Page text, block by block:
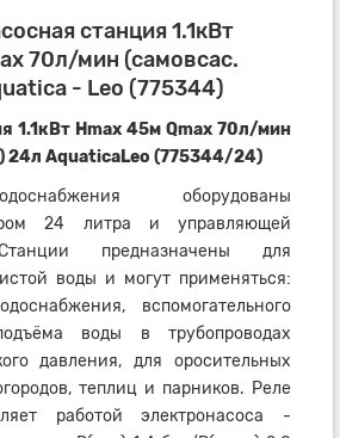
станция 1.1кВт
70л/мин (самовсас.
- Leo (775344)
1.1кВт Hmax 45м Qmax 70л/мин
24л AquaticaLeo (775344/24)
оборудованы
24 литра и управляющей
предназначены для
воды и могут применяться:
вспомогательного
воды в трубопроводах
давления, для оросительных
теплиц и парников. Реле
работой электронасоса -